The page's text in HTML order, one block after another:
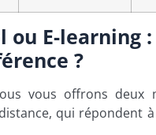
ou E-learning
?
vous offrons deux
qui répondent